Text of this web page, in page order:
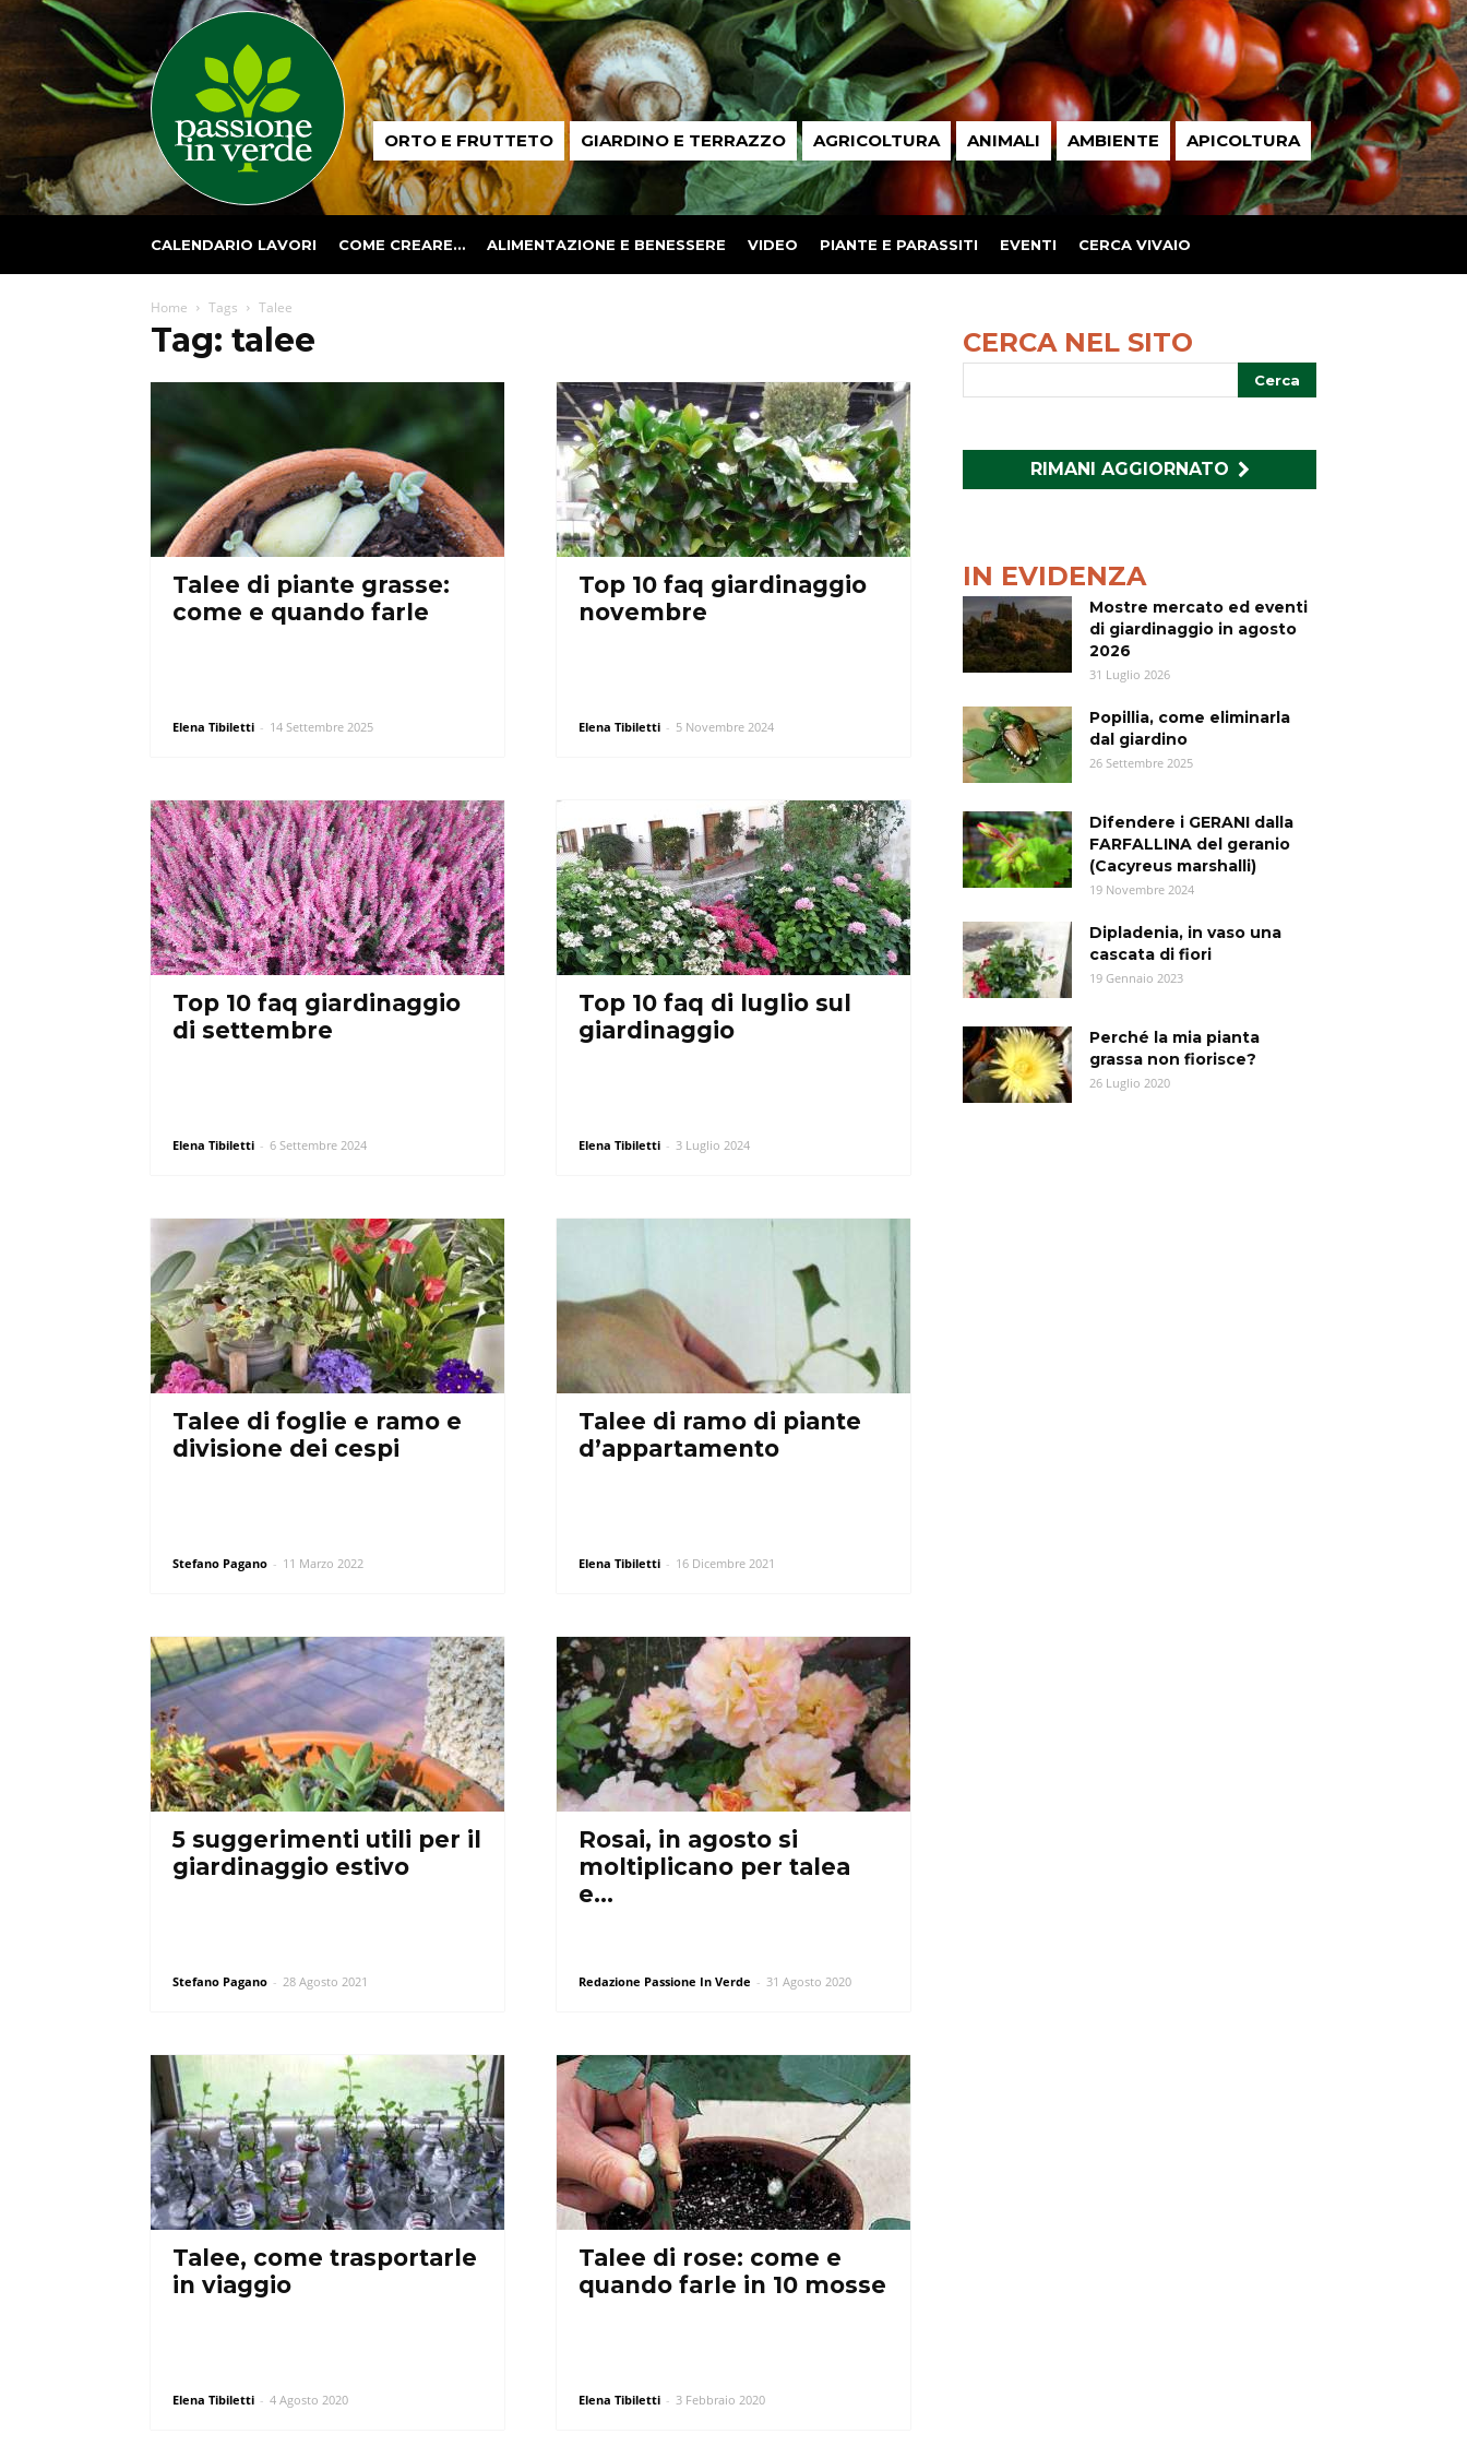
Passione
in ORTO E FRUTTETO GIARDINO E TERRAZZO AGRICOLTURA ANIMALI AMBIENTE APICOLTURA
CALENDARIO LAVORI COME CREARE… ALIMENTAZIONE E BENESSERE VIDEO PIANTE E PARASSITI EVENTI CERCA VIVAIO
Home Tags Talee
Tag: talee
Talee di piante grasse:
come e quando farle
Elena Tibiletti - 14 Settembre 2025
Top 10 faq giardinaggio
novembre
Elena Tibiletti - 5 Novembre 2024
Top 10 faq giardinaggio
di settembre
Elena Tibiletti - 6 Settembre 2024
Top 10 faq di luglio sul
giardinaggio
Elena Tibiletti - 3 Luglio 2024
Talee di foglie e ramo e
divisione dei cespi
Stefano Pagano - 11 Marzo 2022
Talee di ramo di piante
d’appartamento
Elena Tibiletti - 16 Dicembre 2021
5 suggerimenti utili per il
giardinaggio estivo
Stefano Pagano - 28 Agosto 2021
Rosai, in agosto si
moltiplicano per talea
e…
Redazione Passione In Verde - 31 Agosto 2020
Talee, come trasportarle
in viaggio
Elena Tibiletti - 4 Agosto 2020
Talee di rose: come e
quando farle in 10 mosse
Elena Tibiletti - 3 Febbraio 2020
CERCA NEL SITO
RIMANI AGGIORNATO
IN EVIDENZA
Mostre mercato ed eventi
di giardinaggio in agosto
2026
31 Luglio 2026
Popillia, come eliminarla
dal giardino
26 Settembre 2025
Difendere i GERANI dalla
FARFALLINA del geranio
(Cacyreus marshalli)
19 Novembre 2024
Dipladenia, in vaso una
cascata di fiori
19 Gennaio 2023
Perché la mia pianta
grassa non fiorisce?
26 Luglio 2020